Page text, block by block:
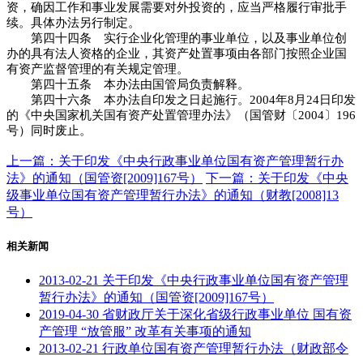
资，确因工作和事业发展需要对外投资的，应当严格履行审批手
续。具体办法另行制定。
第四十四条 实行企业化管理的事业单位，以及事业单位创
办的具有法人资格的企业，其资产处置事项由各部门按照企业国
有资产监督管理的有关规定管理。
第四十五条 本办法由国管局负责解释。
第四十六条 本办法自印发之日起施行。 2004年8 月 24日 印发
的《中央国家机关国有资产处置管理办法》（国管财〔 2004〕 196
号）同时废止。
上一篇：关于印发《中央行政事业单位国有资产管理暂行办
法》的通知（国管资[2009]167号）
下一篇：关于印发《中央
级事业单位国有资产管理暂行办法》的通知（财教[2008]13
号）
相关新闻
2013-02-21 关于印发《中央行政事业单位国有资产管理
暂行办法》的通知（国管资[2009]167号）
2019-04-30 省财政厅关于深化省级行政事业单位 国有资
产管理 “放管服” 改革有关事项的通知
2013-02-21 行政单位国有资产管理暂行办法（财政部令